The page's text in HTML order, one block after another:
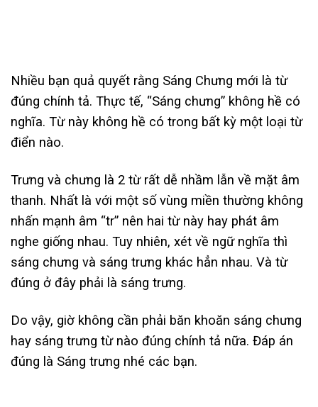
Nhiều bạn quả quyết rằng Sáng Chưng mới là từ
đúng chính tả. Thực tế, “Sáng chưng” không hề có
nghĩa. Từ này không hề có trong bất kỳ một loại từ
điển nào.
Trưng và chưng là 2 từ rất dễ nhầm lẫn về mặt âm
thanh. Nhất là với một số vùng miền thường không
nhấn mạnh âm “tr” nên hai từ này hay phát âm
nghe giống nhau. Tuy nhiên, xét về ngữ nghĩa thì
sáng chưng và sáng trưng khác hẳn nhau. Và từ
đúng ở đây phải là sáng trưng.
Do vậy, giờ không cần phải băn khoăn sáng chưng
hay sáng trưng từ nào đúng chính tả nữa. Đáp án
đúng là Sáng trưng nhé các bạn.